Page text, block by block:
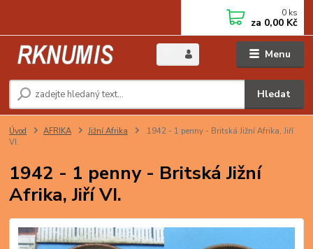
Menu
Hledat
0 ks
za 0,00 Kč
Úvod AFRIKA Jižní Afrika
1942 - 1 penny - Britská Jižní Afrika, Jiří
VI.
1942 - 1 penny - Britská Jižní
Afrika, Jiří VI.